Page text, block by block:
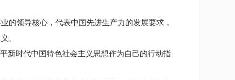
领导核心，代表中国先进生产力的发展要求，
。
时代中国特色社会主义思想作为自己的行动指